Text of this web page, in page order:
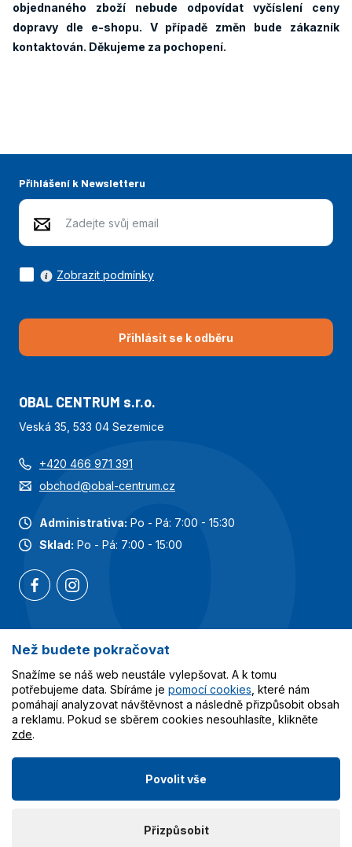
objednaného zboží nebude odpovídat vyčíslení ceny
dopravy dle e-shopu. V případě změn bude zákazník
kontaktován. Děkujeme za pochopení.
Přihlášení k Newsletteru
Přihlásit se k odběru
Zobrazit podmínky
OBAL CENTRUM s.r.o.
Veská 35, 533 04 Sezemice
+420 466 971 391
obchod@obal-centrum.cz
Administrativa: Po - Pá: 7:00 - 15:30
Sklad: Po - Pá: 7:00 - 15:00
Nejoblíbenější kategorie
Služby
Vše o nákupu
© 2023-2026 Obalcentrum.cz. Všechna práva vyhrazena.
Než budete pokračovat
Snažíme se náš web neustále vylepšovat. A k tomu
potřebujeme data. Sbíráme je pomocí cookies , které nám
pomáhají analyzovat návštěvnost a následně přizpůsobit obsah
a reklamu. Pokud se sběrem cookies nesouhlasíte, klikněte
zde.
Přizpůsobit
Povolit vše